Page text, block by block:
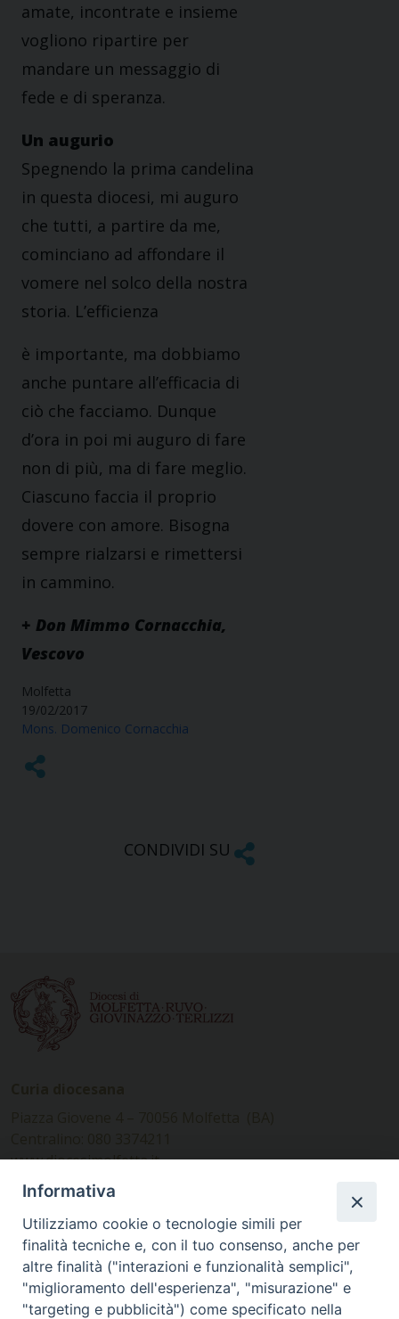
amate, incontrate e insieme
vogliono ripartire per
mandare un messaggio di
fede e di speranza.
Un augurio
Spegnendo la prima candelina
in questa diocesi, mi auguro
che tutti, a partire da me,
cominciano ad affondare il
vomere nel solco della nostra
storia. L’efficienza
è importante, ma dobbiamo
anche puntare all’efficacia di
ciò che facciamo. Dunque
d’ora in poi mi auguro di fare
non di più, ma di fare meglio.
Ciascuno faccia il proprio
dovere con amore. Bisogna
sempre rialzarsi e rimettersi
in cammino.
+ Don Mimmo Cornacchia,
Vescovo
Molfetta
19/02/2017
Mons. Domenico Cornacchia
CONDIVIDI SU
www.diocesimolfetta.it –
diocesimolfetta@pec.chiesacattolica.it
Ufficio Comunicazioni sociali
Piazza Giovene 4 – 70056 Molfetta (BA)
comunicazionisociali@diocesimolfetta.it
Informativa
Utilizziamo cookie o tecnologie simili per
finalità tecniche e, con il tuo consenso, anche per
altre finalità ("interazioni e funzionalità semplici",
"miglioramento dell'esperienza", "misurazione" e
"targeting e pubblicità") come specificato nella